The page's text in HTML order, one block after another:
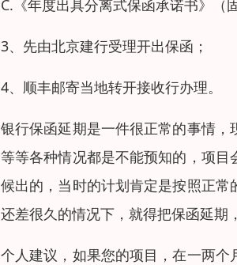
C.《年度出具分离式保函承诺书》（
3、先由北京建行受理开出保函；
4、顺丰邮寄当地转开接收行办理。
银行保函延期是一件很正常的事情
等等各种情况都是不能预知的，项
候出的，当时的计划肯定是按照正
还差很久的情况下，就得把保函延期
个人建议，如果您的项目，在一两